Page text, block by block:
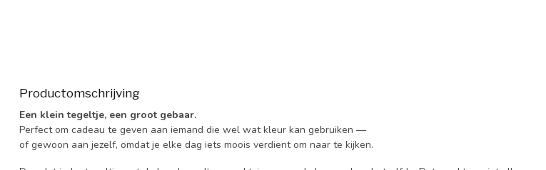
Productomschrijving
Een klein tegeltje, een groot gebaar.
Perfect om cadeau te geven aan iemand die wel wat kleur kan gebruiken —
of gewoon aan jezelf, omdat je elke dag iets moois verdient om naar te kijken.